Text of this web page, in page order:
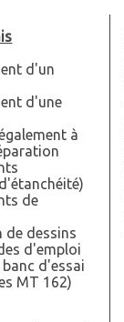
d'un
d'une
à
de
de dessins
d'emploi
d'essai
MT 162)